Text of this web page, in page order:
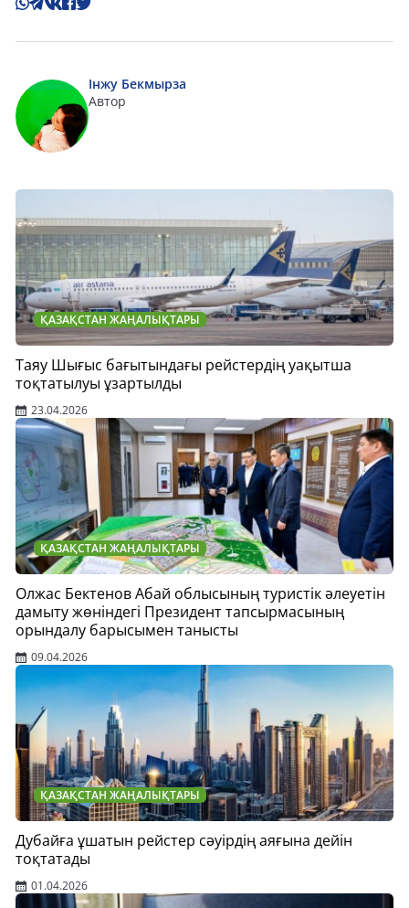
Інжу Бекмырза
Автор
ҚАЗАҚСТАН ЖАҢАЛЫҚТАРЫ
Таяу Шығыс бағытындағы рейстердің уақытша
тоқтатылуы ұзартылды
23.04.2026
ҚАЗАҚСТАН ЖАҢАЛЫҚТАРЫ
Олжас Бектенов Абай облысының туристік әлеуетін
дамыту жөніндегі Президент тапсырмасының
орындалу барысымен танысты
09.04.2026
ҚАЗАҚСТАН ЖАҢАЛЫҚТАРЫ
Дубайға ұшатын рейстер сәуірдің аяғына дейін
тоқтатады
01.04.2026